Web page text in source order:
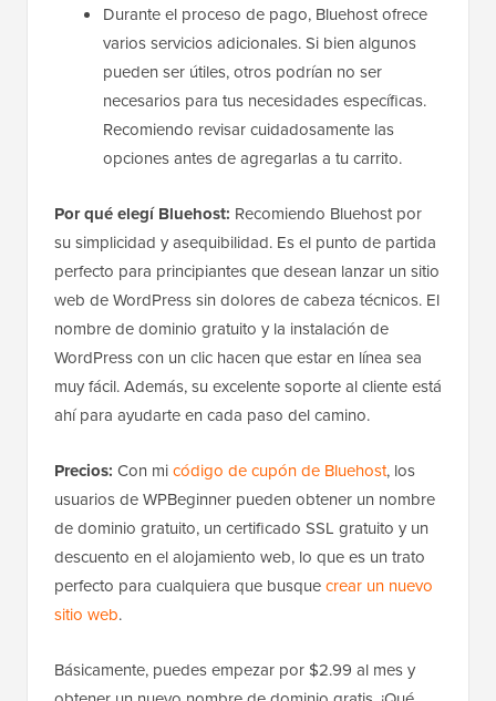
Durante el proceso de pago, Bluehost ofrece
varios servicios adicionales. Si bien algunos
pueden ser útiles, otros podrían no ser
necesarios para tus necesidades específicas.
Recomiendo revisar cuidadosamente las
opciones antes de agregarlas a tu carrito.
Por qué elegí Bluehost: Recomiendo Bluehost por
su simplicidad y asequibilidad. Es el punto de partida
perfecto para principiantes que desean lanzar un sitio
web de WordPress sin dolores de cabeza técnicos. El
nombre de dominio gratuito y la instalación de
WordPress con un clic hacen que estar en línea sea
muy fácil. Además, su excelente soporte al cliente está
ahí para ayudarte en cada paso del camino.
Precios: Con micódigo de cupón de Bluehost, los
usuarios de WPBeginner pueden obtener un nombre
de dominio gratuito, un certificado SSL gratuito y un
descuento en el alojamiento web, lo que es un trato
perfecto para cualquiera que busquecrear un nuevo
sitio web.
Básicamente, puedes empezar por $2.99 al mes y